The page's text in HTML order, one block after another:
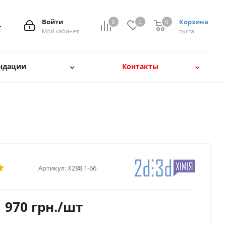
0 0 Корзина
пуста
0
Войти
Мой кабинет
Контакты
Артикул: Х288.1-66
970 грн./шт